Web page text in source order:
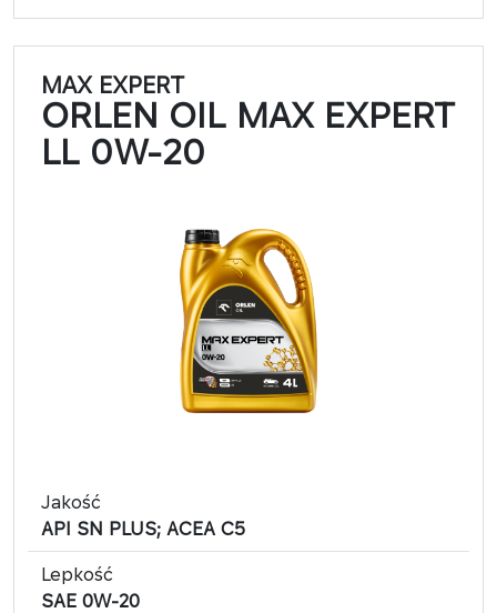
MAX EXPERT
ORLEN OIL MAX EXPERT
LL 0W-20
Jakość
API SN PLUS; ACEA C5
Lepkość
SAE 0W-20